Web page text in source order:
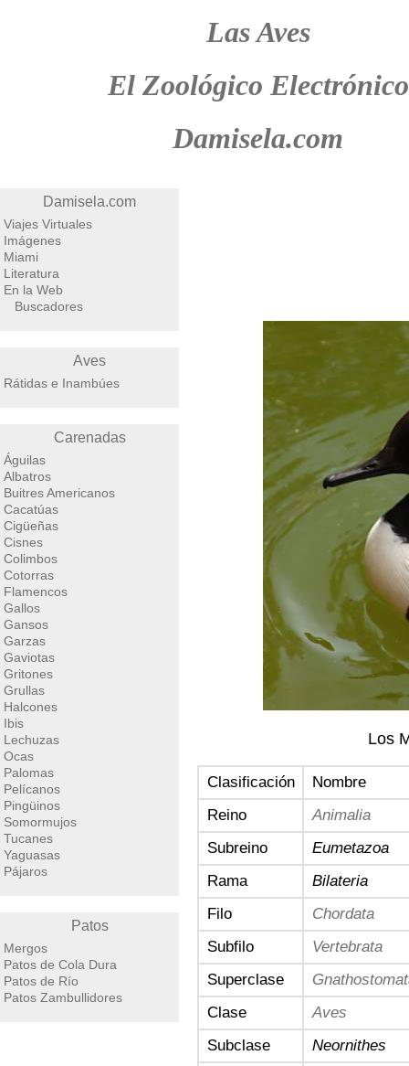
Las Aves
El Zoológico Electrónico
Damisela.com
Damisela.com
Viajes Virtuales
Imágenes
Miami
Literatura
En la Web
Buscadores
Aves
Rátidas e Inambúes
Carenadas
Águilas
Albatros
Buitres Americanos
Cacatúas
Cigüeñas
Cisnes
Colimbos
Cotorras
Flamencos
Gallos
Gansos
Garzas
Gaviotas
Gritones
Grullas
Halcones
Ibis
Lechuzas
Ocas
Palomas
Pelícanos
Pingüinos
Somormujos
Tucanes
Yaguasas
Pájaros
Patos
Mergos
Patos de Cola Dura
Patos de Río
Patos Zambullidores
Los
Clasificación
Nombre
Reino
Animalia
Subreino
Eumetazoa
Rama
Bilateria
Filo
Chordata
Subfilo
Vertebrata
Superclase
Clase
Aves
Subclase
Neornithes